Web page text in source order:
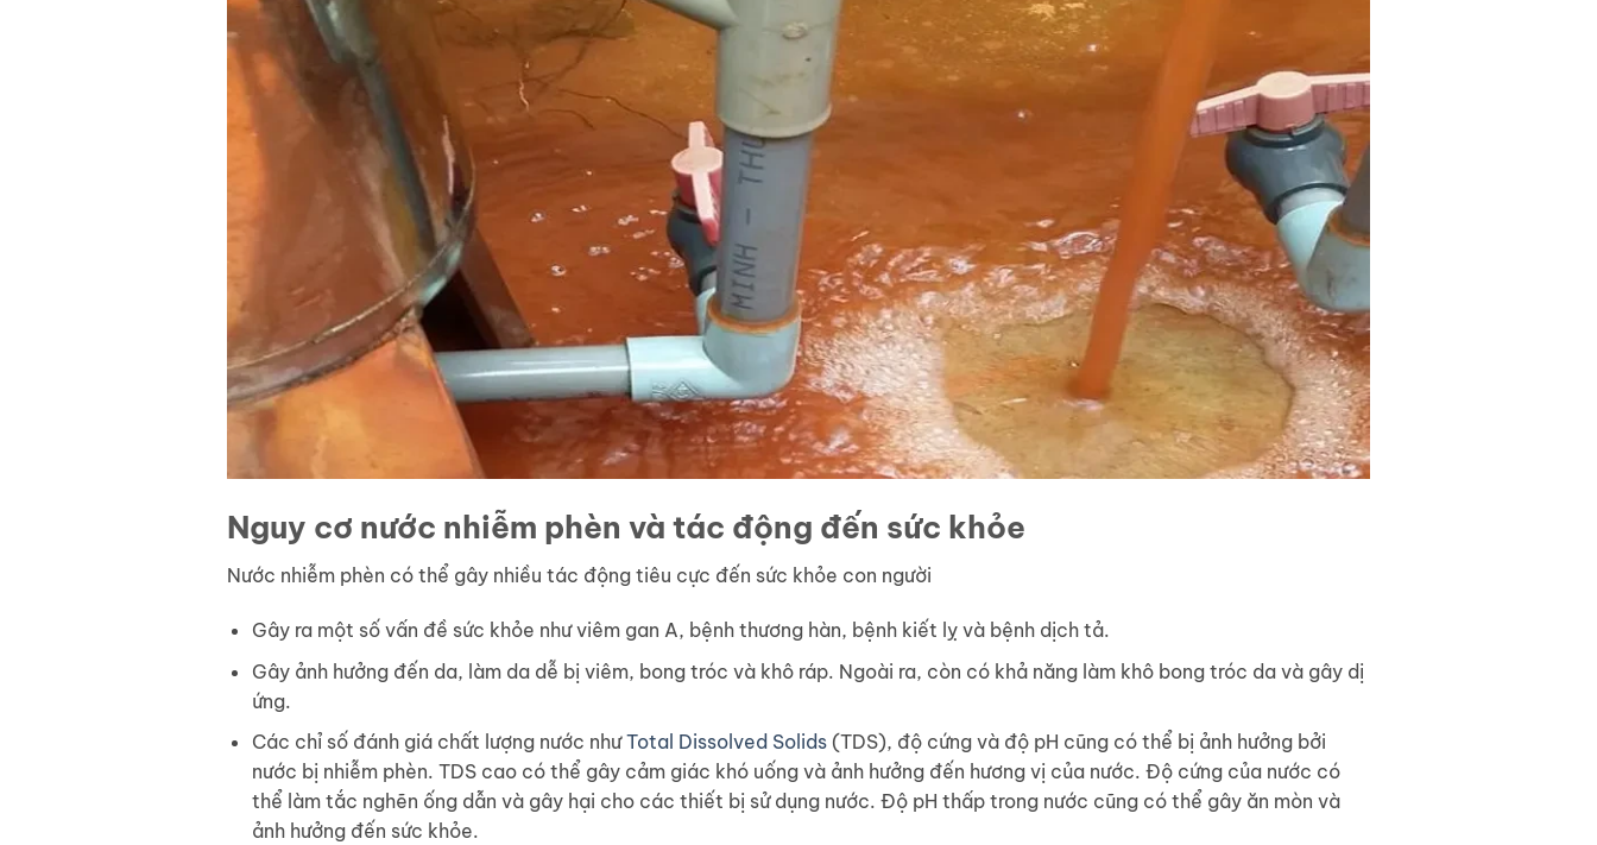
Nguy cơ nước nhiễm phèn và tác động đến sức khỏe
Nước nhiễm phèn có thể gây nhiều tác động tiêu cực đến sức khỏe con người
Gây ra một số vấn đề sức khỏe như viêm gan A, bệnh thương hàn, bệnh kiết lỵ và bệnh dịch tả.
Gây ảnh hưởng đến da, làm da dễ bị viêm, bong tróc và khô ráp. Ngoài ra, còn có khả năng làm khô bong tróc da và gây dị
ứng.
Các chỉ số đánh giá chất lượng nước nhưTotal Dissolved Solids(TDS), độ cứng và độ pH cũng có thể bị ảnh hưởng bởi
nước bị nhiễm phèn. TDS cao có thể gây cảm giác khó uống và ảnh hưởng đến hương vị của nước. Độ cứng của nước có
thể làm tắc nghẽn ống dẫn và gây hại cho các thiết bị sử dụng nước. Độ pH thấp trong nước cũng có thể gây ăn mòn và
ảnh hưởng đến sức khỏe.